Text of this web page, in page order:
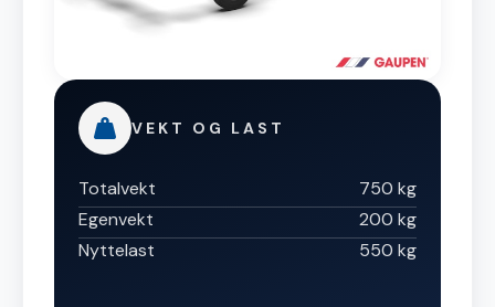
VEKT OG LAST
Totalvekt
750 kg
Egenvekt
200 kg
Nyttelast
550 kg